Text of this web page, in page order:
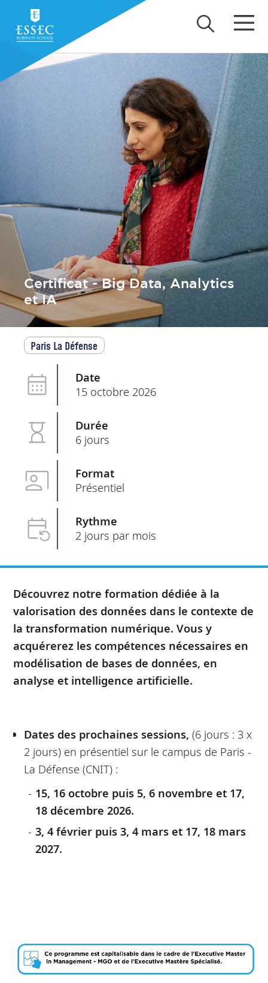
Certificat - Big Data, Analytics
et IA
Paris La Défense
Date
15 octobre 2026
Durée
6 jours
Format
Présentiel
Rythme
2 jours par mois
Découvrez notre formation dédiée à la
valorisation des données dans le contexte de
la transformation numérique. Vous y
acquérerez les compétences nécessaires en
modélisation de bases de données, en
analyse et intelligence artificielle.
Dates des prochaines sessions, (6 jours : 3 x
2 jours) en présentiel sur le campus de Paris -
La Défense (CNIT) :
15, 16 octobre puis 5, 6 novembre et 17,
18 décembre 2026.
3, 4 février puis 3, 4 mars et 17, 18 mars
2027.